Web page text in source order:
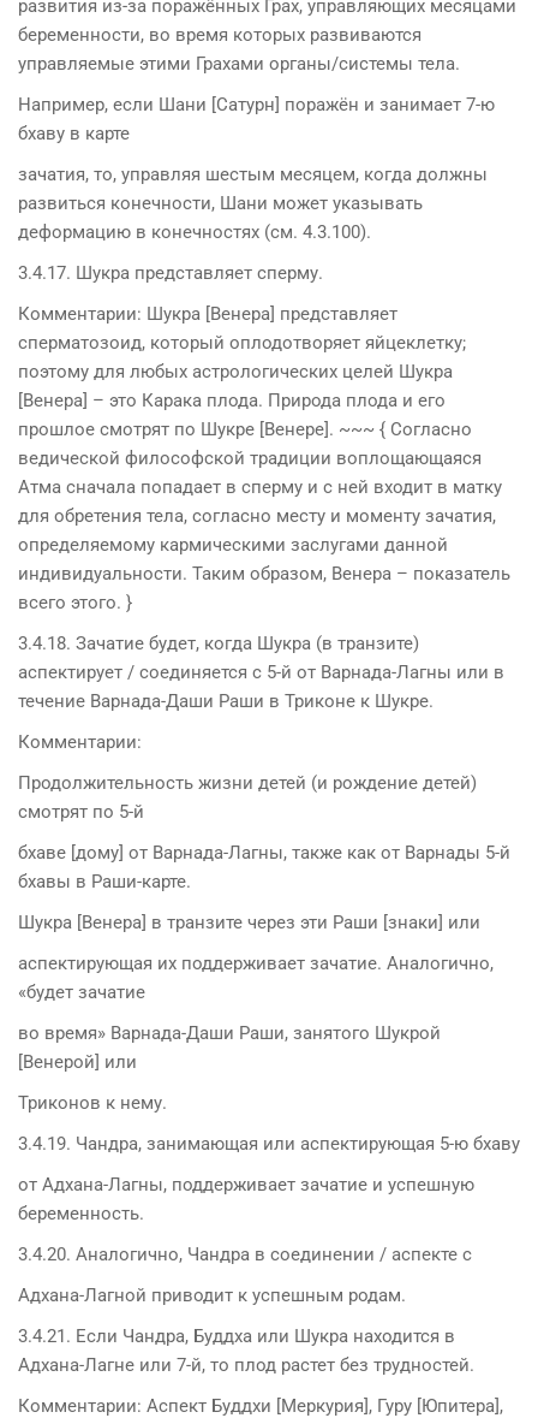
развития из-за поражённых Грах, управляющих месяцами
беременности, во время которых развиваются
управляемые этими Грахами органы/системы тела.
Например, если Шани [Сатурн] поражён и занимает 7-ю
бхаву в карте
зачатия, то, управляя шестым месяцем, когда должны
развиться конечности, Шани может указывать
деформацию в конечностях (см. 4.3.100).
3.4.17. Шукра представляет сперму.
Комментарии: Шукра [Венера] представляет
сперматозоид, который оплодотворяет яйцеклетку;
поэтому для любых астрологических целей Шукра
[Венера] – это Карака плода. Природа плода и его
прошлое смотрят по Шукре [Венере]. ~~~ { Согласно
ведической философской традиции воплощающаяся
Атма сначала попадает в сперму и с ней входит в матку
для обретения тела, согласно месту и моменту зачатия,
определяемому кармическими заслугами данной
индивидуальности. Таким образом, Венера – показатель
всего этого. }
3.4.18. Зачатие будет, когда Шукра (в транзите)
аспектирует / соединяется с 5-й от Варнада-Лагны или в
течение Варнада-Даши Раши в Триконе к Шукре.
Комментарии:
Продолжительность жизни детей (и рождение детей)
смотрят по 5-й
бхаве [дому] от Варнада-Лагны, также как от Варнады 5-й
бхавы в Раши-карте.
Шукра [Венера] в транзите через эти Раши [знаки] или
аспектирующая их поддерживает зачатие. Аналогично,
«будет зачатие
во время» Варнада-Даши Раши, занятого Шукрой
[Венерой] или
Триконов к нему.
3.4.19. Чандра, занимающая или аспектирующая 5-ю бхаву
от Адхана-Лагны, поддерживает зачатие и успешную
беременность.
3.4.20. Аналогично, Чандра в соединении / аспекте с
Адхана-Лагной приводит к успешным родам.
3.4.21. Если Чандра, Буддха или Шукра находится в
Адхана-Лагне или 7-й, то плод растет без трудностей.
Комментарии: Аспект Буддхи [Меркурия], Гуру [Юпитера],